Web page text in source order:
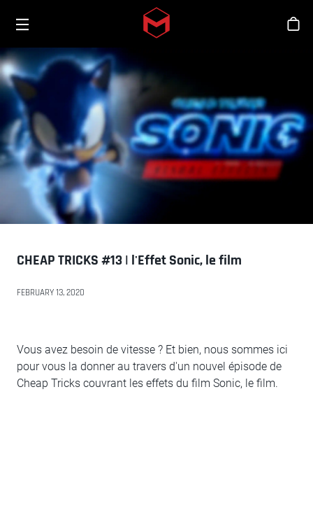
Skip to main content
CHEAP TRICKS #13 | l'Effet Sonic, le film
FEBRUARY 13, 2020
Vous avez besoin de vitesse ? Et bien, nous sommes ici
pour vous la donner au travers d'un nouvel épisode de
Cheap Tricks couvrant les effets du film Sonic, le film.